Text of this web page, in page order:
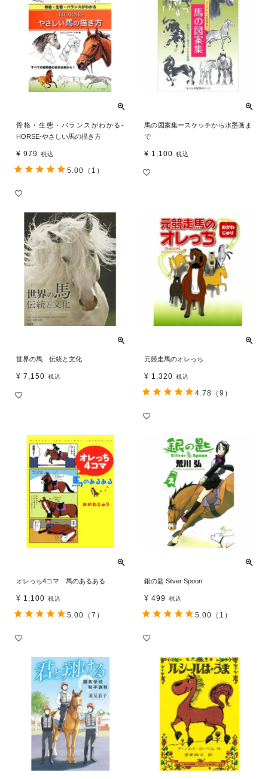
骨格・生態・バランスがわかる‐
HORSE‐やさしい馬の描き方
¥ 979 税込
5.00 （1）
馬の図案集ースケッチから水墨画ま
で
¥ 1,100 税込
世界の馬 伝統と文化
¥ 7,150 税込
元競走馬のオレっち
¥ 1,320 税込
4.78 （9）
オレっち4コマ 馬のあるある
¥ 1,100 税込
5.00 （7）
銀の匙 Silver Spoon
¥ 499 税込
5.00 （1）